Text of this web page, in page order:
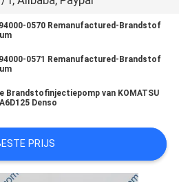
0570 Remanufactured-Brandstof
0571 Remanufactured-Brandstof
Brandstofinjectiepomp van KOMATSU
Denso
PRIJS